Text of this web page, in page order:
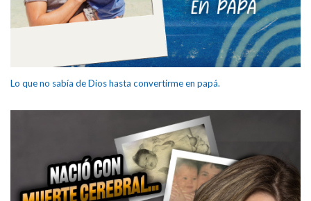
Lo que no sabía de Dios hasta convertirme en papá.